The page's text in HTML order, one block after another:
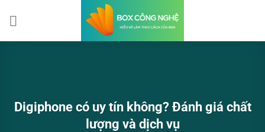
Digiphone có uy tín không? Đánh giá chất
lượng và dịch vụ